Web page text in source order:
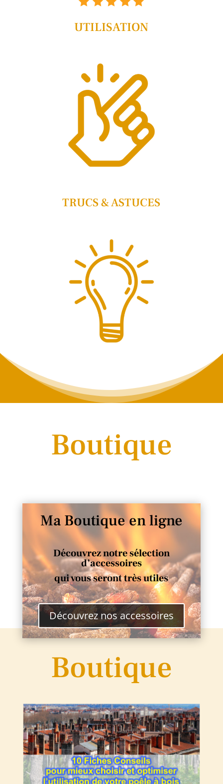
UTILISATION
TRUCS & ASTUCES
Boutique
Ma Boutique en ligne
Découvrez notre sélection
d’accessoires
qui vous seront très utiles
Découvrez nos accessoires
Boutique
Book complet de 10 fiches conseils